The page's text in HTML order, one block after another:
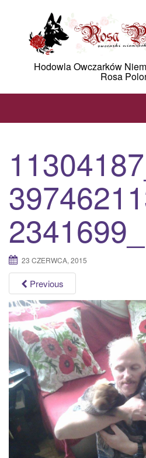
Hodowla Owczarków
Rosa
23 CZERWCA, 2015
Previous